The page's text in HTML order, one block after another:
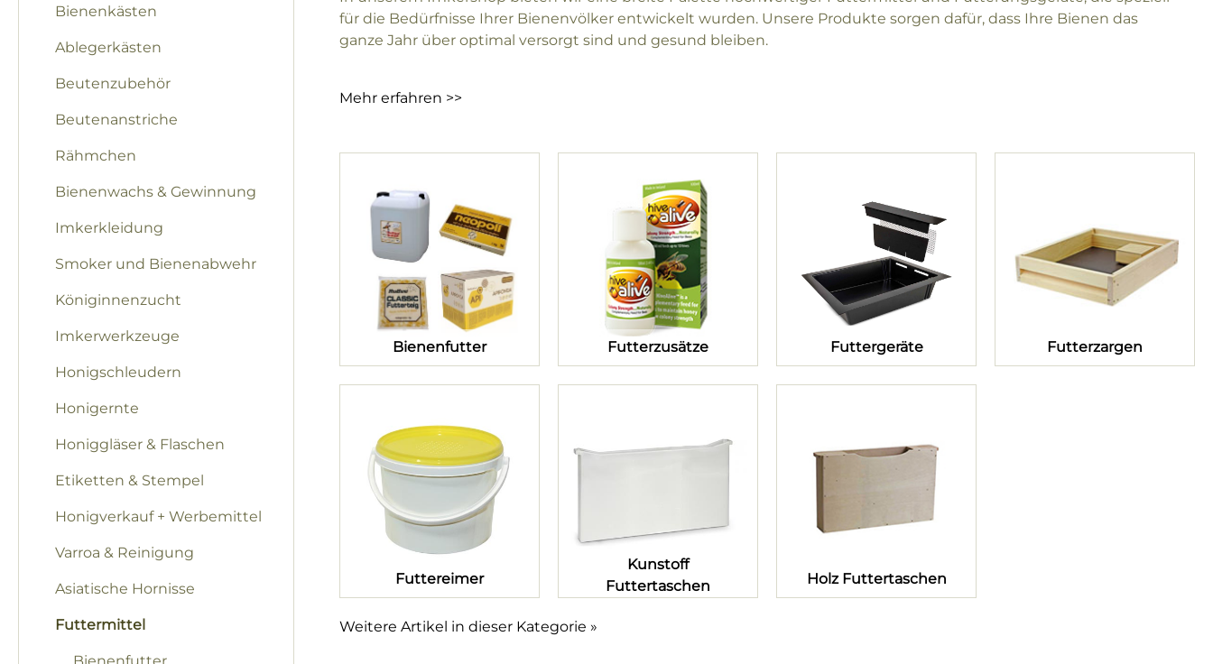
Bienenkästen
Ablegerkästen
Beutenzubehör
Beutenanstriche
Rähmchen
Bienenwachs & Gewinnung
Imkerkleidung
Smoker und Bienenabwehr
Königinnenzucht
Imkerwerkzeuge
Honigschleudern
Honigernte
Honiggläser & Flaschen
Etiketten & Stempel
Honigverkauf + Werbemittel
Varroa & Reinigung
Asiatische Hornisse
Futtermittel
für die Bedürfnisse Ihrer Bienenvölker entwickelt wurden. Unsere Produkte sorgen dafür, dass Ihre Bienen das
ganze Jahr über optimal versorgt sind und gesund bleiben.
Mehr erfahren >>
Bienenfutter Futterzusätze Futtergeräte Futterzargen
Futtereimer
Kunstoff
Futtertaschen
Holz Futtertaschen
Weitere Artikel in dieser Kategorie »